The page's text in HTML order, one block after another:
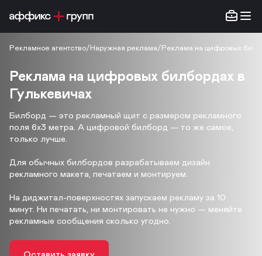
Рекламное агентство/Наружная реклама/Реклама на цифровых
Реклама на цифровых билбордах в
Гулькевичах
Билборд — это рекламный щит с размером рекламного
поля 6х3 метра. А цифровой билборд — то же самое,
только лучше.
Для обычных билбордов разрабатываем дизайн
рекламного макета, печатаем и монтируем.
На диджитал-поверхностях запускаем рекламу за 10
минут. Ни печатать, ни монтировать не нужно — меняйте
рекламные сообщения сколько угодно.
Оставить заявку